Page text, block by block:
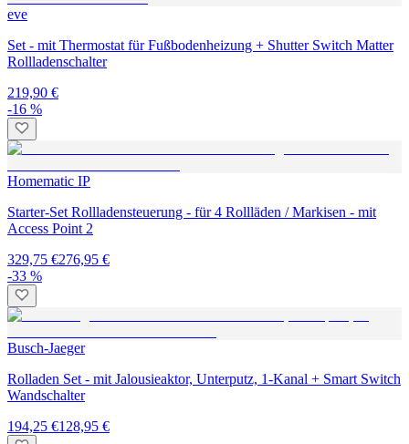
eve
Set - mit Thermostat für Fußbodenheizung + Shutter Switch Matter
Rollladenschalter
219,90 €
-16 %
Homematic IP
Starter-Set Rollladensteuerung - für 4 Rollläden / Markisen - mit
Access Point 2
329,75 €276,95 €
-33 %
Busch-Jaeger
Rolladen Set - mit Jalousieaktor, Unterputz, 1-Kanal + Smart Switch
Wandschalter
194,25 €128,95 €